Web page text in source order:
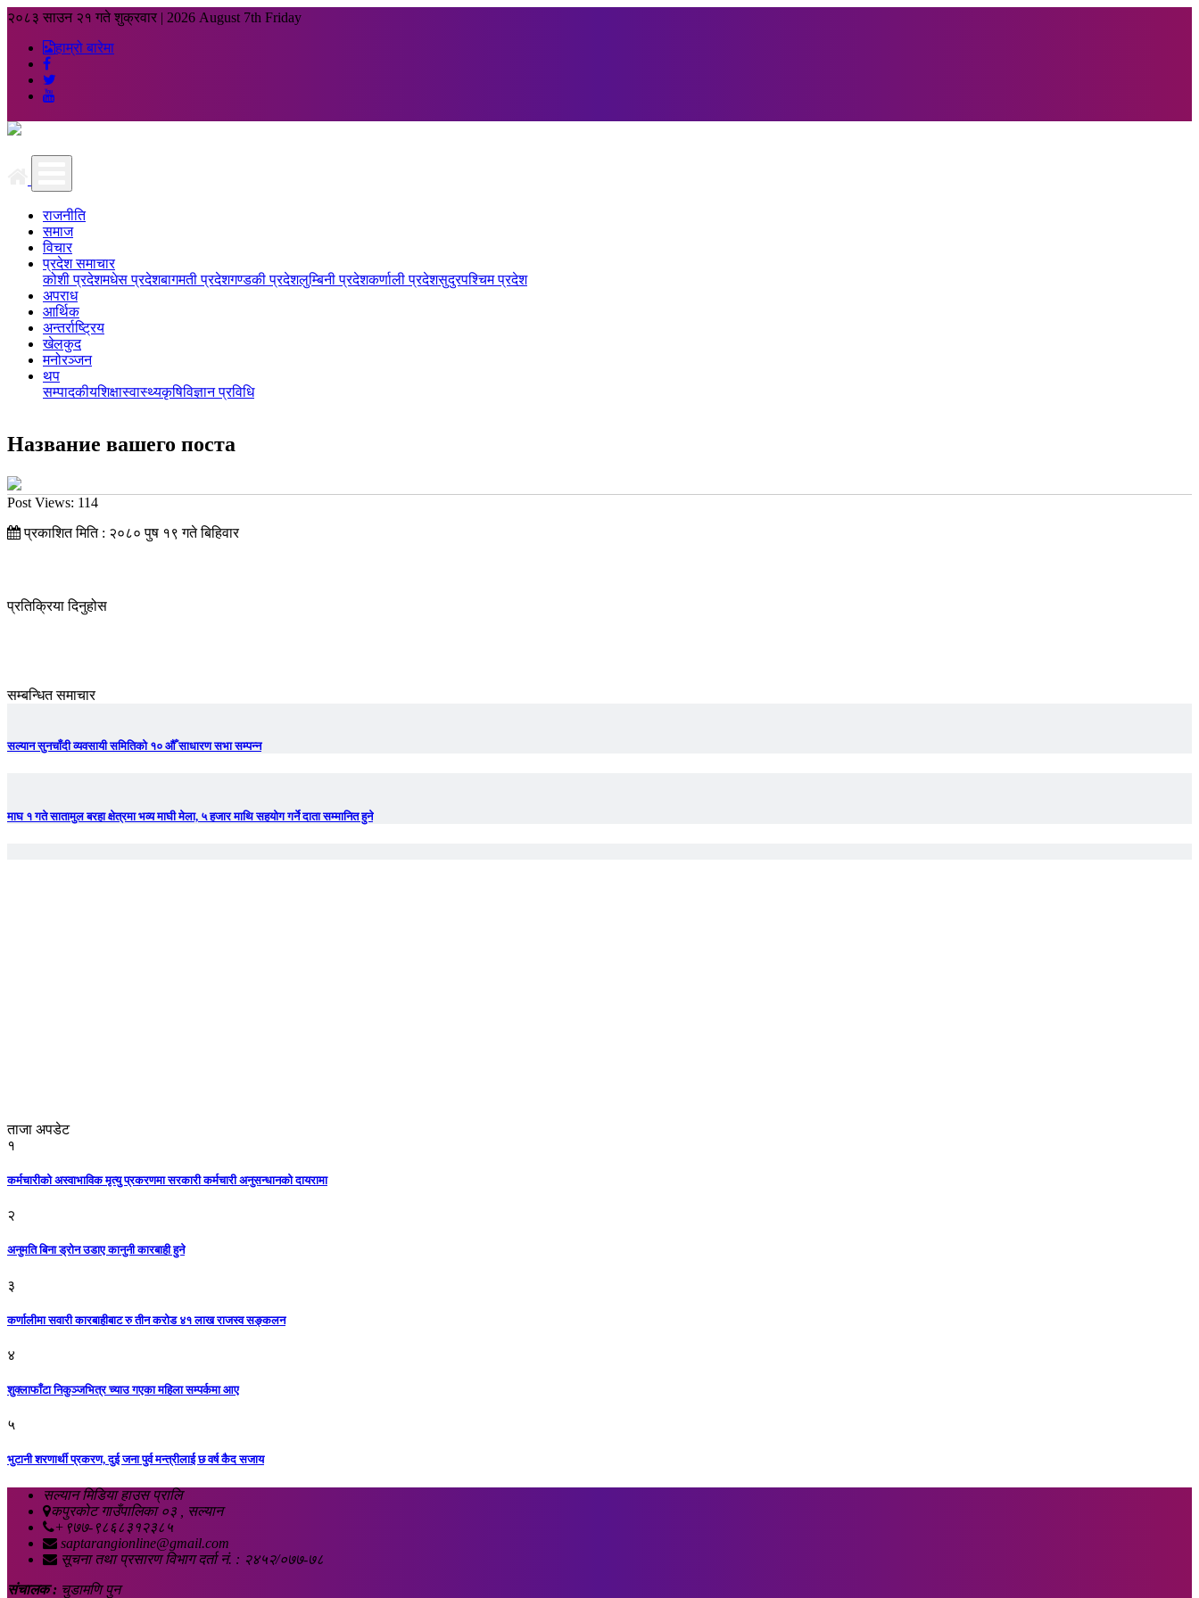
२०८३ साउन २१ गते शुक्रवार | 2026 August 7th Friday
हाम्रो बारेमा
राजनीति
समाज
विचार
प्रदेश समाचार
कोशी प्रदेशमधेस प्रदेशबागमती प्रदेशगण्डकी प्रदेशलुम्बिनी प्रदेशकर्णाली प्रदेशसुदुरपश्चिम प्रदेश
अपराध
आर्थिक
अन्तर्राष्ट्रिय
खेलकुद
मनोरञ्जन
थप
सम्पादकीयशिक्षास्वास्थ्यकृषिविज्ञान प्रविधि
Название вашего поста
Post Views: 114
प्रकाशित मिति : २०८० पुष १९ गते बिहिवार
प्रतिक्रिया दिनुहोस
सम्बन्धित समाचार
सल्यान सुनचाँदी व्यवसायी समितिको १० औँ साधारण सभा सम्पन्न
माघ १ गते सातामुल बरहा क्षेत्रमा भव्य माघी मेला, ५ हजार माथि सहयोग गर्ने दाता सम्मानित हुने
ताजा अपडेट
१
कर्मचारीको अस्वाभाविक मृत्यु प्रकरणमा सरकारी कर्मचारी अनुसन्धानको दायरामा
२
अनुमति बिना ड्रोन उडाए कानुनी कारबाही हुने
३
कर्णालीमा सवारी कारबाहीबाट रु तीन करोड ४१ लाख राजस्व सङ्कलन
४
शुक्लाफाँटा निकुञ्जभित्र च्याउ गएका महिला सम्पर्कमा आए
५
भुटानी शरणार्थी प्रकरण, दुई जना पुर्व मन्त्रीलाई छ वर्ष कैद सजाय
सल्यान मिडिया हाउस प्रालि
कपुरकोट गाउँपालिका ०३ , सल्यान
+९७७-९८६८३१२३८५
saptarangionline@gmail.com
सूचना तथा प्रसारण विभाग दर्ता नं. : २४५२/०७७-७८
संचालक : चुडामणि पुन